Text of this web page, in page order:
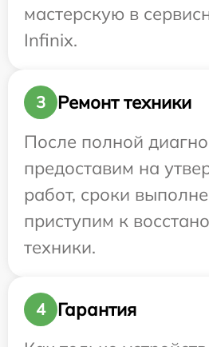
мастерскую в
Infinix.
3
Ремонт техники
После полной
предоставим на
работ, сроки
приступим к
техники.
4
Гарантия